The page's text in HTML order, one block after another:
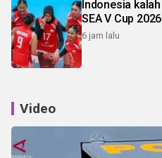
Indonesia
SEA V Cup 2026
6 jam lalu
Video